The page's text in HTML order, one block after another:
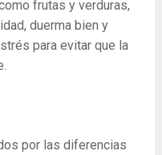
frutas y verduras,
duerma bien y
para evitar que la
por las diferencias